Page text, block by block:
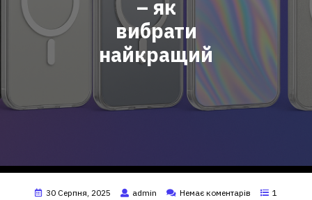
– як
вибрати
найкращий
30 Серпня, 2025 admin Немає коментарів
1